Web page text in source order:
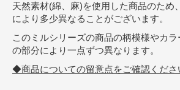
天然素材(綿、麻)を使用した商品のため
により多少異なることがございます。
このミルシリーズの商品の柄模様やカ
の部分により一点ずつ異なります。
◆商品についての留意点をご確認くださ